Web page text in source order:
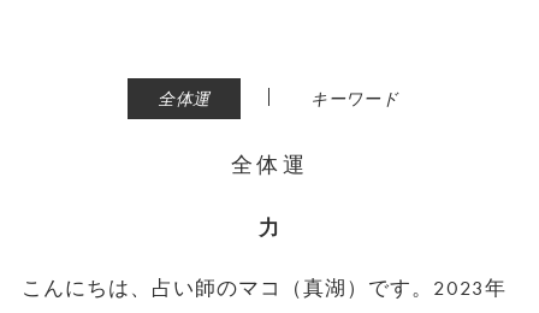
全体運 | キーワード
全体運
力
こんにちは、占い師のマコ（真湖）です。2023年